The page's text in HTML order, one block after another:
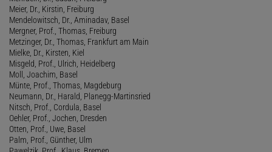
Meier, Dr., Kirstin, Freiburg
Mendelowitsch, Dr., Aminadav, Basel
Mergner, Prof., Thomas, Freiburg
Metzinger, Dr., Thomas, Frankfurt am Main
Mielke, Dr., Kirsten, Kiel
Misgeld, Prof., Ulrich, Heidelberg
Moll, Joachim, Basel
Münte, Prof., Thomas, Magdeburg
Neumann, Dr., Harald, Planegg-Martinsried
Nitsch, Prof., Cordula, Basel
Oehler, Prof., Jochen, Dresden
Otten, Prof., Uwe, Basel
Palm, Prof., Günther, Ulm